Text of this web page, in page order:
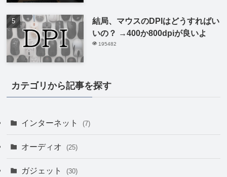
結局、マウスのDPIはどうすればい
いの？ →400か800dpiが良いよ
195482
カテゴリから記事を探す
インターネット (7)
オーディオ (25)
ガジェット (30)